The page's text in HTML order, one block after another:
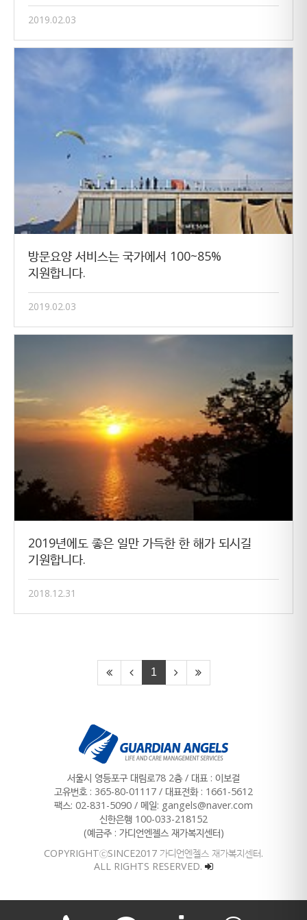
2019.02.03
방문요양 서비스는 국가에서 100~85%
지원합니다.
2019.02.03
2019년에도 좋은 일만 가득한 한 해가 되시길
기원합니다.
2018.12.31
1
서울시 영등포구 대림로78 2층 / 대표 : 이보걸
고유번호 : 365-80-01117 / 대표전화 : 1661-5612
팩스: 02-831-5090 / 메일: gangels@naver.com
신한은행 100-033-218152
(예금주 : 가디언엔젤스 재가복지센터)
COPYRIGHTⓒSINCE2017 가디언엔젤스 재가복지센터.
ALL RIGHTS RESERVED.